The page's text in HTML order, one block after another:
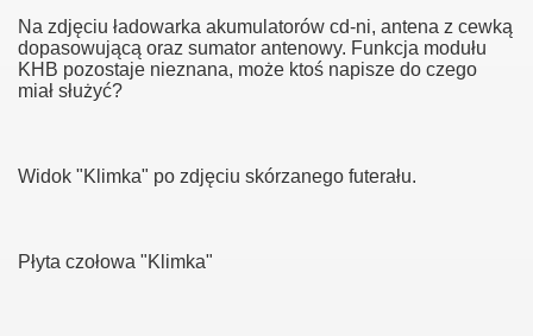
Na zdjęciu ładowarka akumulatorów cd-ni, antena z cewką
dopasowującą oraz sumator antenowy. Funkcja modułu
KHB pozostaje nieznana, może ktoś napisze do czego
miał służyć?
Widok "Klimka" po zdjęciu skórzanego futerału.
Płyta czołowa "Klimka"